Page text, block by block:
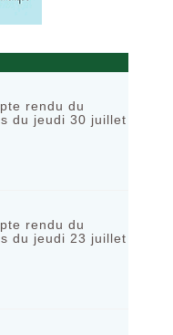
rendu du
du jeudi 30 juillet
rendu du
du jeudi 23 juillet